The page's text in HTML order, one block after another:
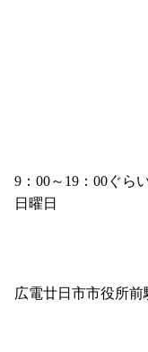
9：00～19：00ぐら
日曜日
広電廿日市市役所